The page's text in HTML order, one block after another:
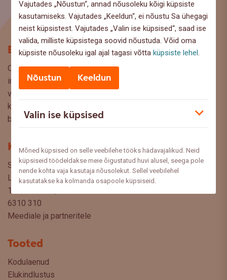
Vajutades „Nõustun“, annad nõusoleku kõigi küpsiste
kasutamiseks. Vajutades „Keeldun“, ei nõustu Sa ühegagi
neist küpsistest. Vajutades „Valin ise küpsised“, saad ise
valida, milliste küpsistega soovid nõustuda. Võid oma
küpsiste nõusoleku igal ajal tagasi võttaküpsiste lehel.
Nõustun Keeldun
Valin ise küpsised
Mõned küpsised on selle veebilehe tööks hädavajalikud. Neid
küpsiseid töödeldakse meie õigustatud huvi alusel, seega pole
nende kohta vaja kasutaja nõusolekut. Sellel veebilehel
kasutatakse ka kolmanda osapoole küpsiseid.
Blogi
Oled Swedbanki blogi lehel, kus pakume lugejaile huvitavat
infot ja kasulikke nõuandeid, et saaksite teha kaalutud
valikuid oma rahaasjade korraldamisel. Ootame väga teie
küsimusi, ettepanekuid ja arvamusi, millistel teemadel siit
blogist lugeda sooviksite: meedia@swedbank.ee.
Kontakt
Swedbank AS
Liivalaia 34
15040 Tallinn, Estonia
6310 310
Meediale ja partneritele
Tooted
Kodulaenud
Elukindlustus